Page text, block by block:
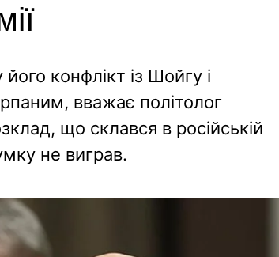
конфлікт із Шойгу і
вважає політолог
що склався в російській
не виграв.